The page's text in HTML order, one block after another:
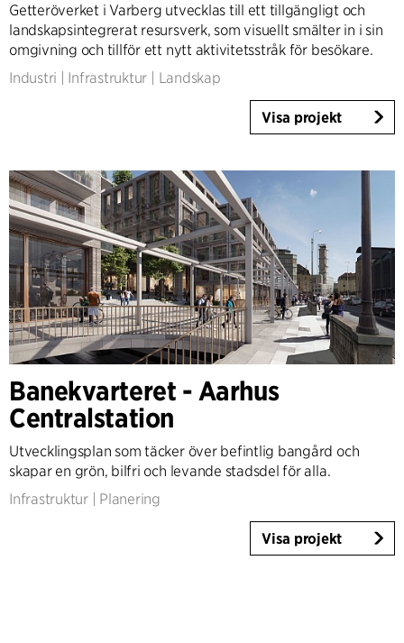
Getteröverket i Varberg utvecklas till ett tillgängligt och
landskapsintegrerat resursverk, som visuellt smälter in i sin
omgivning och tillför ett nytt aktivitetsstråk för besökare.
Industri
Infrastruktur Landskap
Visa projekt
Banekvarteret - Aarhus
Centralstation
Utvecklingsplan som täcker över befintlig bangård och
skapar en grön, bilfri och levande stadsdel för alla.
Infrastruktur| Planering
Visa projekt